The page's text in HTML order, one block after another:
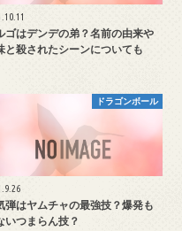
ゴはデンデの弟？名前の由来や
と殺されたシーンについても
ドラゴンボール
弾はヤムチャの最強技？爆発も
いつまらん技？